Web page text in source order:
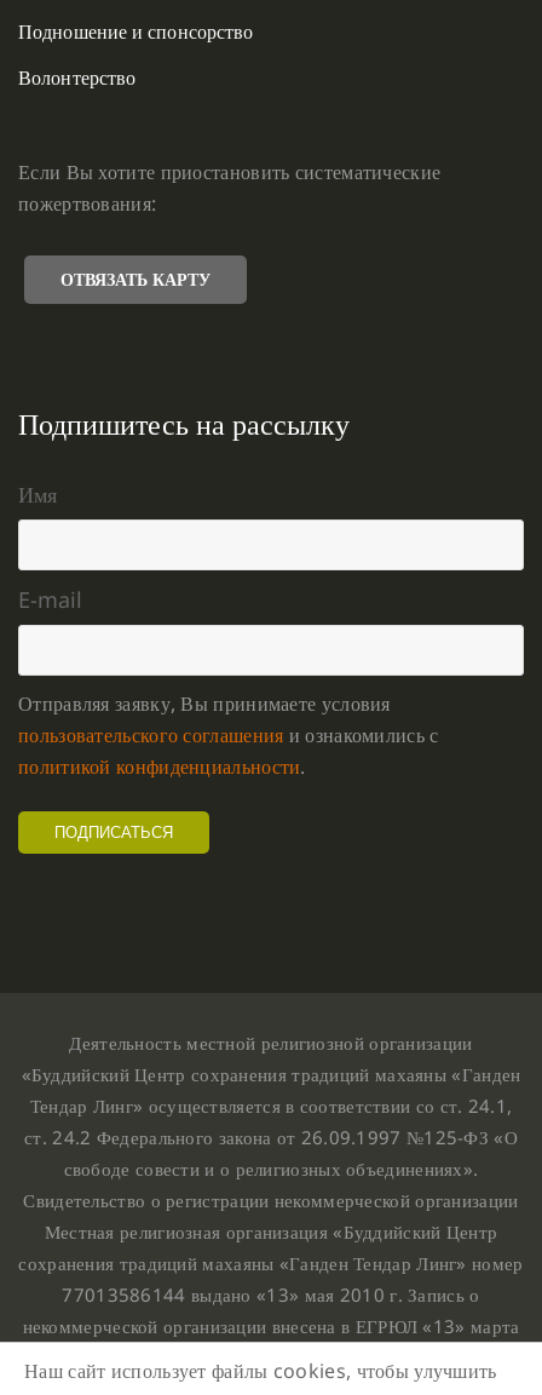
Подношение и спонсорство
Волонтерство
Если Вы хотите приостановить систематические
пожертвования:
ОТВЯЗАТЬ КАРТУ
Подпишитесь на рассылку
Имя
E-mail
Отправляя заявку, Вы принимаете условия
пользовательского соглашения и ознакомились с
политикой конфиденциальности.
Деятельность местной религиозной организации
«Буддийский Центр сохранения традиций махаяны «Ганден
Тендар Линг» осуществляется в соответствии со ст. 24.1,
ст. 24.2 Федерального закона от 26.09.1997 №125-ФЗ «О
свободе совести и о религиозных объединениях».
Свидетельство о регистрации некоммерческой организации
Местная религиозная организация «Буддийский Центр
сохранения традиций махаяны «Ганден Тендар Линг» номер
77013586144 выдано «13» мая 2010 г. Запись о
некоммерческой организации внесена в ЕГРЮЛ «13» марта
номером 1107799015708.
Наш сайт использует файлы cookies, чтобы улучшить